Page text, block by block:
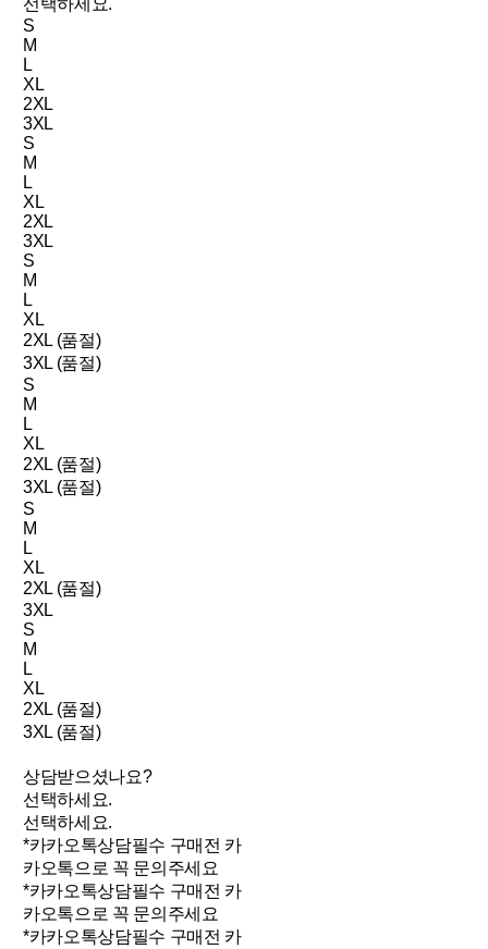
선택하세요.
S
M
L
XL
2XL
3XL
S
M
L
XL
2XL
3XL
S
M
L
XL
2XL (품절)
3XL (품절)
S
M
L
XL
2XL (품절)
3XL (품절)
S
M
L
XL
2XL (품절)
3XL
S
M
L
XL
2XL (품절)
3XL (품절)
상담받으셨나요?
선택하세요.
선택하세요.
*카카오톡상담필수 구매전 카
카오톡으로 꼭 문의주세요
*카카오톡상담필수 구매전 카
카오톡으로 꼭 문의주세요
*카카오톡상담필수 구매전 카